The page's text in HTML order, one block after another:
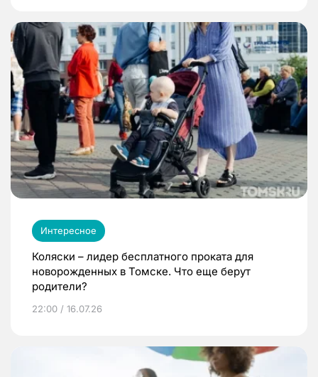
Интересное
Коляски – лидер бесплатного проката для
новорожденных в Томске. Что еще берут
родители?
22:00 / 16.07.26